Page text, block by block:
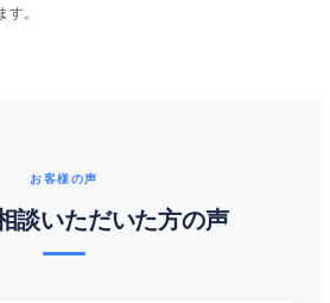
。
お客様の声
談いただいた方の声